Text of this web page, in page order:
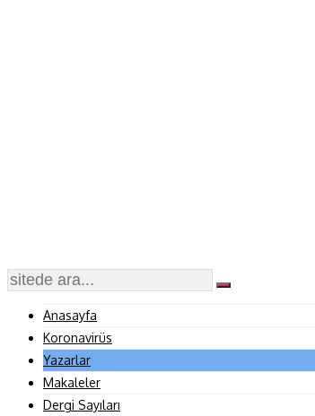
Anasayfa
Koronavirüs
Yazarlar
Makaleler
Dergi Sayıları